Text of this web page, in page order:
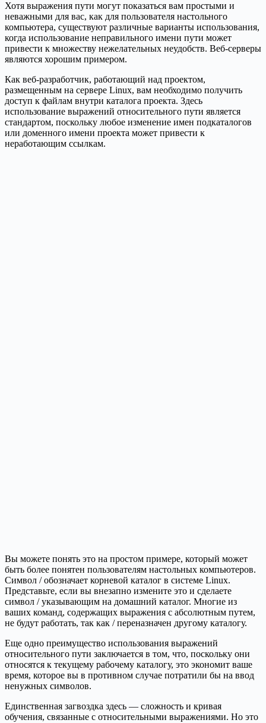
Хотя выражения пути могут показаться вам простыми и
неважными для вас, как для пользователя настольного
компьютера, существуют различные варианты использования,
когда использование неправильного имени пути может
привести к множеству нежелательных неудобств. Веб-серверы
являются хорошим примером.
Как веб-разработчик, работающий над проектом,
размещенным на сервере Linux, вам необходимо получить
доступ к файлам внутри каталога проекта. Здесь
использование выражений относительного пути является
стандартом, поскольку любое изменение имен подкаталогов
или доменного имени проекта может привести к
неработающим ссылкам.
Вы можете понять это на простом примере, который может
быть более понятен пользователям настольных компьютеров.
Символ / обозначает корневой каталог в системе Linux.
Представьте, если вы внезапно измените это и сделаете
символ / указывающим на домашний каталог. Многие из
ваших команд, содержащих выражения с абсолютным путем,
не будут работать, так как / переназначен другому каталогу.
Еще одно преимущество использования выражений
относительного пути заключается в том, что, поскольку они
относятся к текущему рабочему каталогу, это экономит ваше
время, которое вы в противном случае потратили бы на ввод
ненужных символов.
Единственная загвоздка здесь — сложность и кривая
обучения, связанные с относительными выражениями. Но это